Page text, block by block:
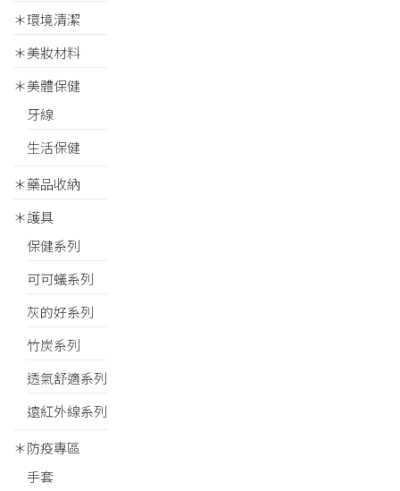
＊環境清潔
＊美妝材料
＊美體保健
牙線
生活保健
＊藥品收納
＊護具
保健系列
可可蟻系列
灰的好系列
竹炭系列
透氣舒適系列
遠紅外線系列
＊防疫專區
手套